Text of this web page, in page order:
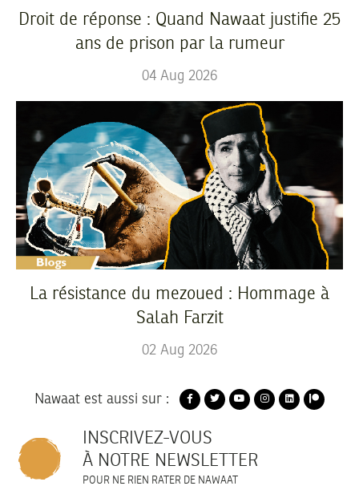
Droit de réponse : Quand Nawaat justifie 25
ans de prison par la rumeur
04 Aug 2026
La résistance du mezoued : Hommage à
Salah Farzit
02 Aug 2026
Nawaat est aussi sur :
INSCRIVEZ-VOUS
À NOTRE NEWSLETTER
POUR NE RIEN RATER DE NAWAAT